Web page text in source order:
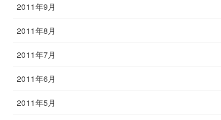
2011年9月
2011年8月
2011年7月
2011年6月
2011年5月